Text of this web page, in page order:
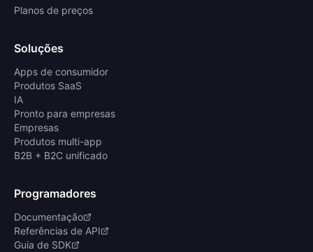
Planos de preços
Soluções
Apps de consumidor
Produtos SaaS
IA
Pronto para empresas
Empresas
Produtos multi-app
B2B + B2C unificado
Programadores
Documentação
Referências de API
Guia de SDK